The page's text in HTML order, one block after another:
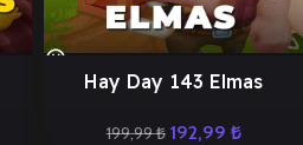
Hay Day 143 Elmas
199,99₺ 192,99 ₺